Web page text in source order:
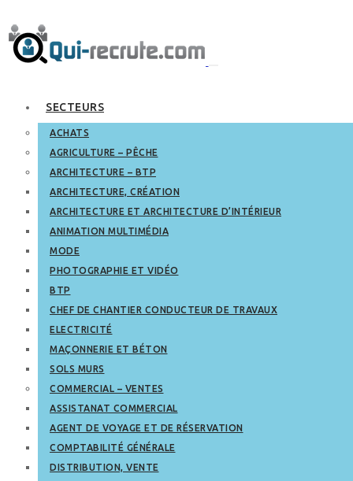
SECTEURS
ACHATS
AGRICULTURE – PÊCHE
ARCHITECTURE – BTP
ARCHITECTURE, CRÉATION
ARCHITECTURE ET ARCHITECTURE D’INTÉRIEUR
ANIMATION MULTIMÉDIA
MODE
PHOTOGRAPHIE ET VIDÉO
BTP
CHEF DE CHANTIER CONDUCTEUR DE TRAVAUX
ELECTRICITÉ
MAÇONNERIE ET BÉTON
SOLS MURS
COMMERCIAL – VENTES
ASSISTANAT COMMERCIAL
AGENT DE VOYAGE ET DE RÉSERVATION
COMPTABILITÉ GÉNÉRALE
DISTRIBUTION, VENTE